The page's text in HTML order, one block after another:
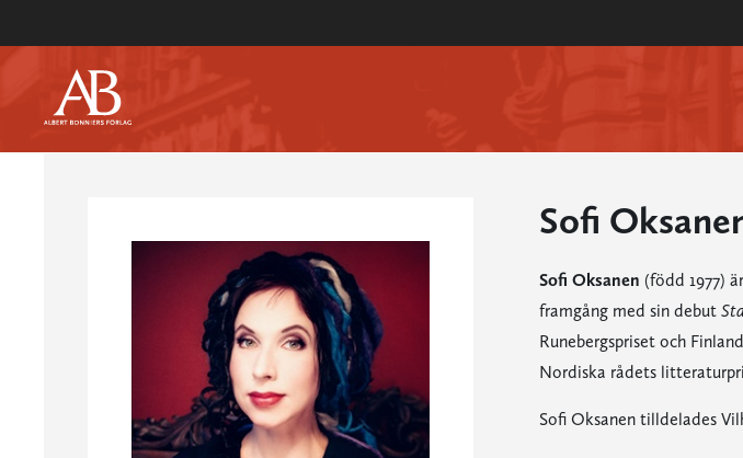
Sofi
Sofi Oksanen (född 1977)
framgång med sin debut
Runebergspriset och
Nordiska rådets
Sofi Oksanen tilldelades